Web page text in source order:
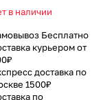
в наличии
Бесплатно
курьером от
доставка по
1500₽
по